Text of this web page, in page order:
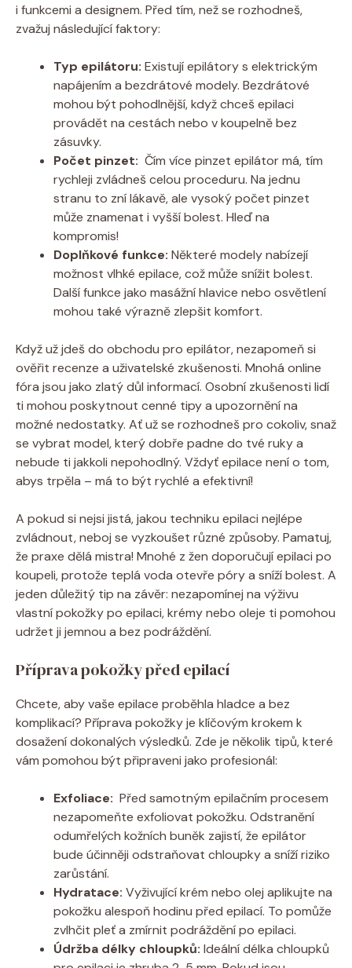
i funkcemi a designem. Před tím, než se‌ rozhodneš,
zvažuj následující faktory:
Typ epilátoru: Existují ​epilátory s elektrickým
‌napájením a bezdrátové modely. ​Bezdrátové
mohou ​být ⁢pohodlnější, ‌když‌ chceš epilaci
provádět na cestách nebo v koupelně bez
zásuvky.
Počet pinzet: ‍ Čím více pinzet​ epilátor má, ​tím
rychleji ⁤zvládneš ⁣celou proceduru. Na jednu
stranu to zní lákavě, ⁤ale vysoký‍ počet pinzet
může znamenat​ i ‌vyšší ​bolest. Hleď na
kompromis!
Doplňkové‌ funkce: ‍Některé modely nabízejí
možnost vlhké epilace, což může ‍snížit bolest.
Další funkce jako ‌masážní hlavice nebo ​osvětlení
‍mohou také výrazně zlepšit komfort.
Když‍ už jdeš do obchodu pro⁣ epilátor, nezapomeň si
ověřit⁣ recenze a ‌uživatelské ⁢zkušenosti. Mnohá online
fóra jsou‍ jako ⁤zlatý důl ⁣informací. ⁤Osobní zkušenosti‍ lidí
‌ti mohou poskytnout cenné tipy ⁢a upozornění‌ na
možné nedostatky. Ať už ⁤se ‌rozhodneš pro cokoliv, snaž
se vybrat model, který dobře padne do tvé ruky a⁣
nebude ⁤ti ⁣jakkoli ⁢nepohodlný. Vždyť epilace není​ o tom,
abys ‍trpěla – má to být rychlé a efektivní!
A pokud si nejsi​ jistá, jakou techniku epilaci nejlépe
⁢zvládnout, neboj se vyzkoušet různé způsoby.‍ Pamatuj,
že praxe dělá mistra! Mnohé z žen doporučují epilaci po
koupeli, protože⁢ teplá voda otevře ⁢póry a sníží bolest. A
jeden důležitý tip​ na⁣ závěr: ‌nezapomínej na výživu
vlastní⁣ pokožky ⁢po epilaci, krémy nebo oleje ti ⁢pomohou‌
udržet⁤ ji‍ jemnou⁢ a bez podráždění.
Příprava⁤ pokožky před⁢ epilací
Chcete, aby ⁣vaše epilace‍ proběhla hladce a bez
komplikací? Příprava⁣ pokožky je‌ klíčovým krokem k
dosažení dokonalých výsledků. Zde je⁣ několik tipů, které
vám pomohou být připraveni jako⁤ profesionál:
Exfoliace: ‌ Před samotným‍ epilačním ‍procesem
nezapomeňte exfoliovat pokožku. Odstranění
odumřelých kožních buněk zajistí, ​že ​epilátor
bude‍ účinněji odstraňovat ‍chloupky a ⁤sníží riziko
⁤zarůstání.
Hydratace: Vyživující krém nebo⁣ olej aplikujte ⁣na‍
pokožku alespoň hodinu před ‍epilací. ​To ⁢pomůže
zvlhčit ‌pleť a ⁣zmírnit podráždění po ‍epilaci.
Údržba délky chloupků: Ideální délka chloupků